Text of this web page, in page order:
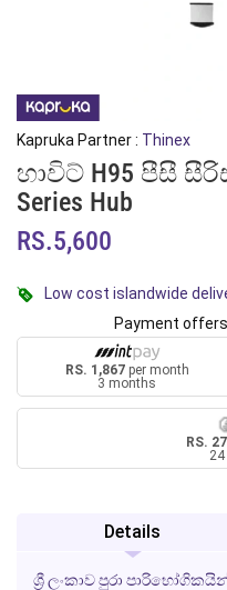
Kapruka Partner : Thinex
හාවිට් H95 පීසී
Series Hub
RS.5,600
Low cost islandwide
Payment
RS. 1,867per month
3 months
RS.
Details
ශ්‍රී ලංකාව පුරා